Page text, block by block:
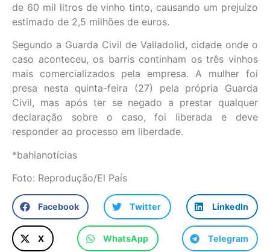
de 60 mil litros de vinho tinto, causando um prejuízo
estimado de 2,5 milhões de euros.
Segundo a Guarda Civil de Valladolid, cidade onde o
caso aconteceu, os barris continham os três vinhos
mais comercializados pela empresa. A mulher foi
presa nesta quinta-feira (27) pela própria Guarda
Civil, mas após ter se negado a prestar qualquer
declaração sobre o caso, foi liberada e deve
responder ao processo em liberdade.
*bahianotícias
Foto: Reprodução/El País
Facebook Twitter LinkedIn
X WhatsApp Telegram